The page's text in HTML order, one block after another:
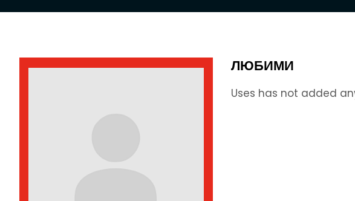
ЛЮБИМИ
Uses has not added